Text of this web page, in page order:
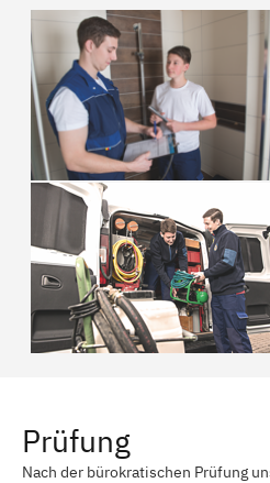
Prüfung
Nach der bürokratischen Prüfung